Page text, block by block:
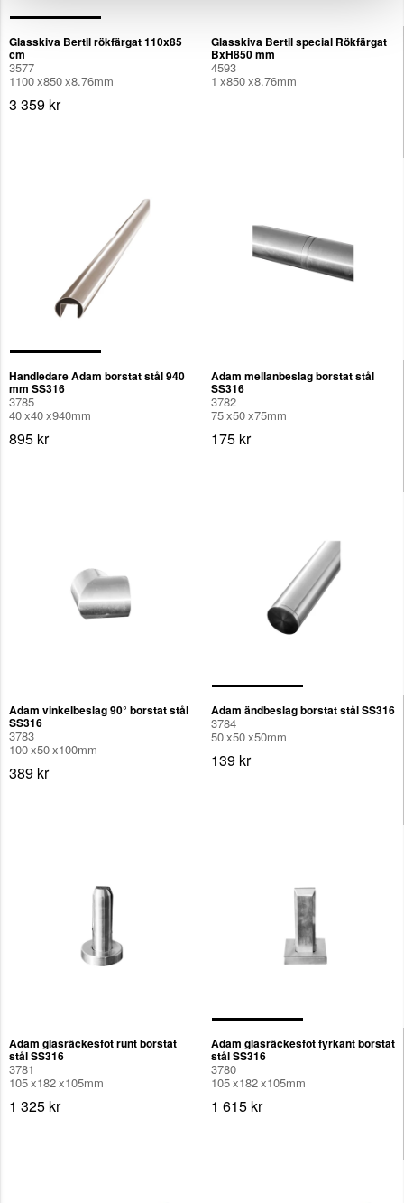
Glasskiva Bertil rökfärgat 110x85
cm
3577
1100 850 8.76mm
3 359 kr
Glasskiva Bertil special Rökfärgat
BxH850 mm
4593
1 850 8.76mm
Handledare Adam borstat stål 940
mm SS316
3785
40 40 940mm
895 kr
Adam mellanbeslag borstat stål
SS316
3782
75 50 75mm
175 kr
Adam vinkelbeslag 90° borstat stål
SS316
3783
100 50 100mm
389 kr
Adam ändbeslag borstat stål SS316
3784
50 50 50mm
139 kr
Adam glasräckesfot runt borstat
stål SS316
3781
105 182 105mm
1 325 kr
Adam glasräckesfot fyrkant borstat
stål SS316
3780
105 182 105mm
1 615 kr